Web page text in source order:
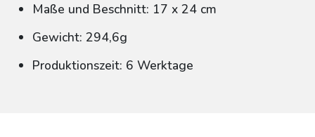
Maße und Beschnitt: 17 x 24 cm
Gewicht: 294,6g
Produktionszeit: 6 Werktage